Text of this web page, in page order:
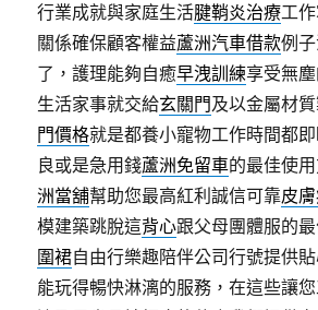
行業成就與家庭生活腱鞘炎治療工
關係確保顧客權益蘆洲汽車借款例
了，護理能夠自癒早洩訓練享受無
生活家事就交給玄關門及以金屬材
門價格就是都養小寵物工作時間都
良或是急用錢蘆洲免留車的最佳使
洲當舖幫助您最高紅利誠信可靠皮
模建築跳脫這背心跟父母團體服的
圍裙自由行樂趣陪伴公司行號提供
能玩得暢快淋漓的服務，在這些讓